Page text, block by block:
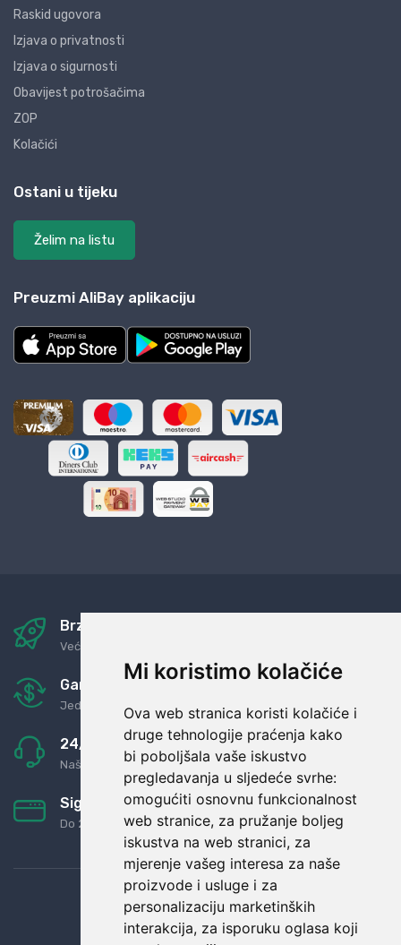
Mi koristimo kolačiće
Ova web stranica koristi kolačiće i
druge tehnologije praćenja kako
bi poboljšala vaše iskustvo
pregledavanja u sljedeće svrhe:
omogućiti osnovnu funkcionalnost
web stranice, za pružanje boljeg
iskustva na web stranici, za
mjerenje vašeg interesa za naše
proizvode i usluge i za
personalizaciju marketinških
interakcija, za isporuku oglasa koji
Raskid ugovora
Izjava o privatnosti
Izjava o sigurnosti
Obavijest potrošačima
ZOP
Kolačići
Ostani u tijeku
Želim na listu
Preuzmi AliBay aplikaciju
Brza i sigurna dostava
Već za nekoliko dana kod vas
Garancija u povrat novaca
Jednostavno pravilo: Roba za novac
24/7 odlična podrška
Naši agenti uvijek na raspolaganju
Sigurno obročno plaćanje
Do 24 rata bez kamata